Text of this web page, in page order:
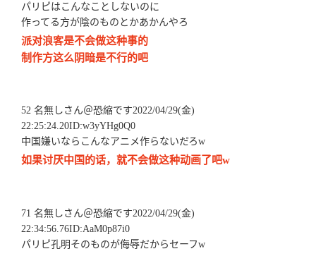
パリピはこんなことしないのに
作ってる方が陰のものとかあかんやろ
派对浪客是不会做这种事的
制作方这么阴暗是不行的吧
52 名無しさん＠恐縮です2022/04/29(金)
22:25:24.20ID:w3yYHg0Q0
中国嫌いならこんなアニメ作らないだろw
如果讨厌中国的话，就不会做这种动画了吧w
71 名無しさん＠恐縮です2022/04/29(金)
22:34:56.76ID:AaM0p87i0
パリピ孔明そのものが侮辱だからセーフw